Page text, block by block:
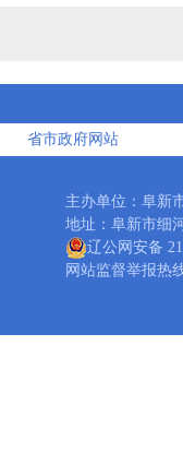
主办单位：阜
地址：阜新市
辽公网安备
网站监督举报热